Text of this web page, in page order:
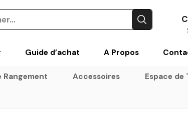
Guide d’achat A Propos
Rangement Accessoires Espace de